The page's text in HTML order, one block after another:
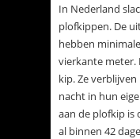
In Nederland
plofkippen. De
hebben
vierkante meter.
kip. Ze
nacht in hun
aan de plofkip is
al binnen 42